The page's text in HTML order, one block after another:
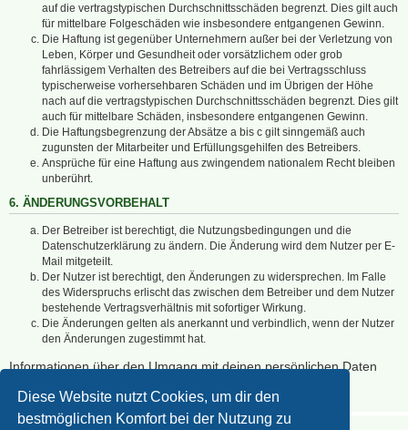
Diese Website nutzt Cookies, um dir den
bestmöglichen Komfort bei der Nutzung zu
auf die vertragstypischen Durchschnittsschäden begrenzt. Dies gilt auch
für mittelbare Folgeschäden wie insbesondere entgangenen Gewinn.
Die Haftung ist gegenüber Unternehmern außer bei der Verletzung von
Leben, Körper und Gesundheit oder vorsätzlichem oder grob
fahrlässigem Verhalten des Betreibers auf die bei Vertragsschluss
typischerweise vorhersehbaren Schäden und im Übrigen der Höhe
nach auf die vertragstypischen Durchschnittsschäden begrenzt. Dies gilt
auch für mittelbare Schäden, insbesondere entgangenen Gewinn.
Die Haftungsbegrenzung der Absätze a bis c gilt sinngemäß auch
zugunsten der Mitarbeiter und Erfüllungsgehilfen des Betreibers.
Ansprüche für eine Haftung aus zwingendem nationalem Recht bleiben
unberührt.
6. ÄNDERUNGSVORBEHALT
Der Betreiber ist berechtigt, die Nutzungsbedingungen und die
Datenschutzerklärung zu ändern. Die Änderung wird dem Nutzer per E-
Mail mitgeteilt.
Der Nutzer ist berechtigt, den Änderungen zu widersprechen. Im Falle
des Widerspruchs erlischt das zwischen dem Betreiber und dem Nutzer
bestehende Vertragsverhältnis mit sofortiger Wirkung.
Die Änderungen gelten als anerkannt und verbindlich, wenn der Nutzer
den Änderungen zugestimmt hat.
Informationen über den Umgang mit deinen persönlichen Daten